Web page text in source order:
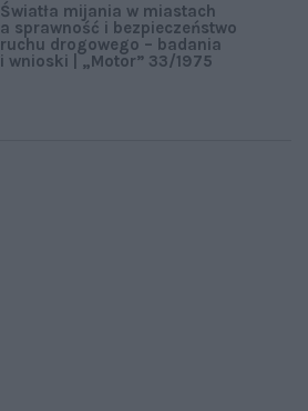
Światła mijania w miastach
a sprawność i bezpieczeństwo
ruchu drogowego – badania
i wnioski | „Motor” 33/1975